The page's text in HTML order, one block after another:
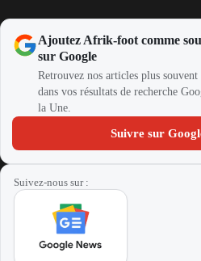
Ajoutez Afrik-foot comme
sur Google
Retrouvez nos articles plus
dans vos résultats de recherche
la Une.
Suivre sur
Suivez-nous sur :